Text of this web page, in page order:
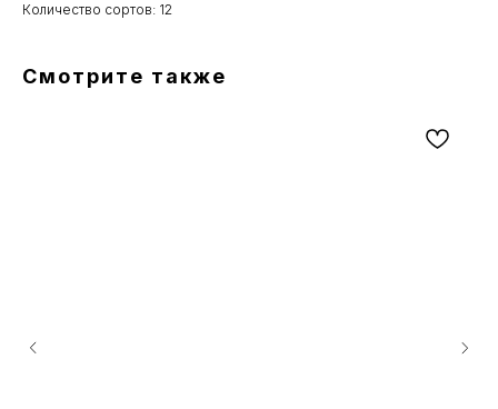
Количество сортов: 12
Смотрите также